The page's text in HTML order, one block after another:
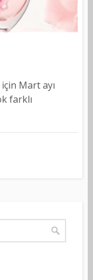
Mart ayı
farklı